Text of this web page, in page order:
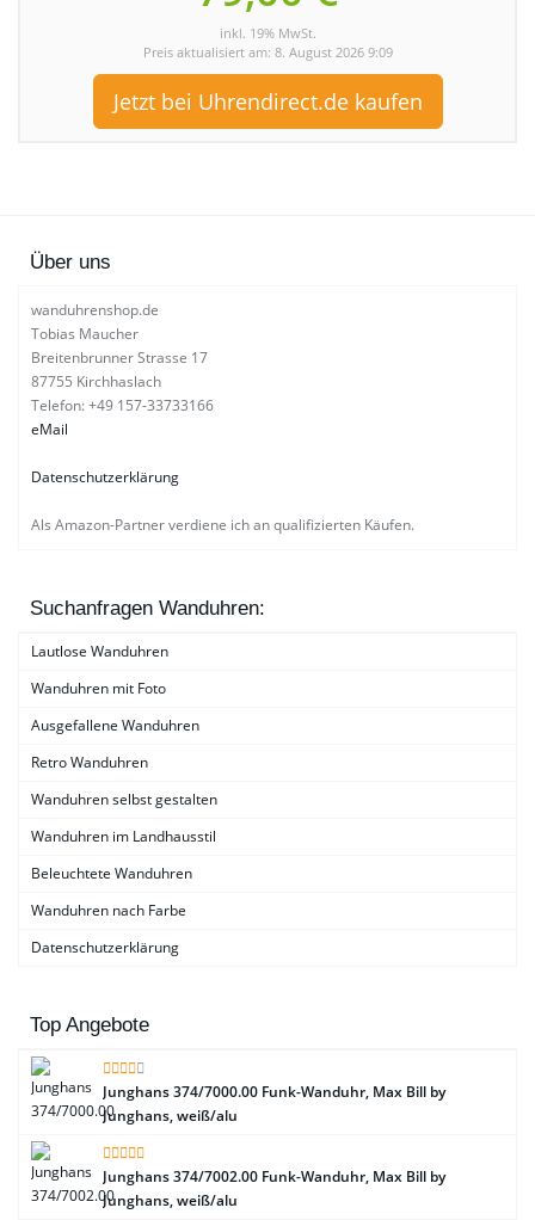
inkl. 19% MwSt.
Preis aktualisiert am: 8. August 2026 9:09
Jetzt bei Uhrendirect.de kaufen
Über uns
wanduhrenshop.de
Tobias Maucher
Breitenbrunner Strasse 17
87755 Kirchhaslach
Telefon: +49 157-33733166
eMail
Datenschutzerklärung
Als Amazon-Partner verdiene ich an qualifizierten Käufen.
Suchanfragen Wanduhren:
Lautlose Wanduhren
Wanduhren mit Foto
Ausgefallene Wanduhren
Retro Wanduhren
Wanduhren selbst gestalten
Wanduhren im Landhausstil
Beleuchtete Wanduhren
Wanduhren nach Farbe
Datenschutzerklärung
Top Angebote
Junghans 374/7000.00 Funk-Wanduhr, Max Bill by
Junghans, weiß/alu
Junghans 374/7002.00 Funk-Wanduhr, Max Bill by
Junghans, weiß/alu